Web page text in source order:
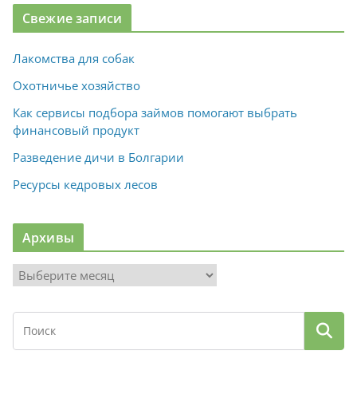
Свежие записи
Лакомства для собак
Охотничье хозяйство
Как сервисы подбора займов помогают выбрать
финансовый продукт
Разведение дичи в Болгарии
Ресурсы кедровых лесов
Архивы
х
в